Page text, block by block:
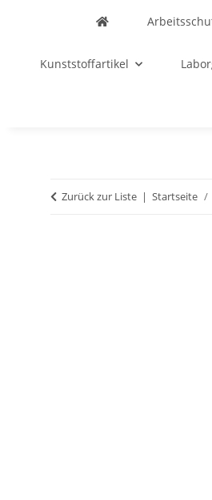
Kunststoffartikel
Zurück zur Liste Startseite